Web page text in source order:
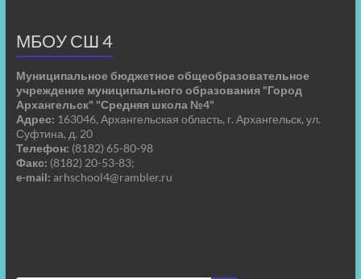
МБОУ СШ 4
Муниципальное бюджетное общеобразовательное
учреждение муниципального образования "Город
Архангельск" "Средняя школа №4"
Адрес: 163046, Архангельская область, г. Архангельск, ул.
Суфтина, д. 20
Телефон: (8182) 65-80-98
Факс: (8182) 20-53-83;
e-mail: arhschool4@rambler.ru